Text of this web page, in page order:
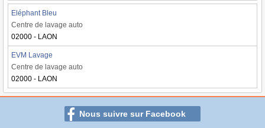
Eléphant Bleu
Centre de lavage auto
02000 - LAON
EVM Lavage
Centre de lavage auto
02000 - LAON
Nous suivre sur Facebook